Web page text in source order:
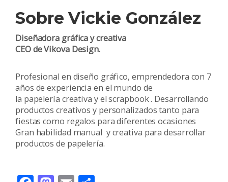
Sobre Vickie González
Diseñadora gráfica ycreativa
CEO de Vikova Design.
Profesional en diseño gráfico, emprendedora con 7
años de experiencia en el mundo de
la papelería creativa y el scrapbook . Desarrollando
productoscreativos y personalizados tanto para
fiestas como regalos para diferentes ocasiones
Gran habilidad manual ycreativa para desarrollar
productos de papelería.